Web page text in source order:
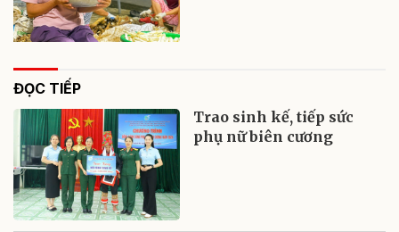
ĐỌC TIẾP
Trao sinh kế, tiếp sức
phụ nữ biên cương